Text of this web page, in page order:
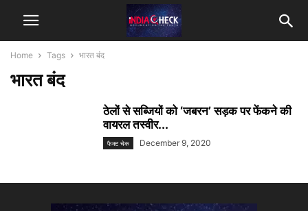
Home Tags भारत बंद
भारत बंद
ठेलों से सब्जियों को ‘जबरन’ सड़क पर फेंकने की
वायरल तस्वीर...
फैक्ट चेक December 9, 2020